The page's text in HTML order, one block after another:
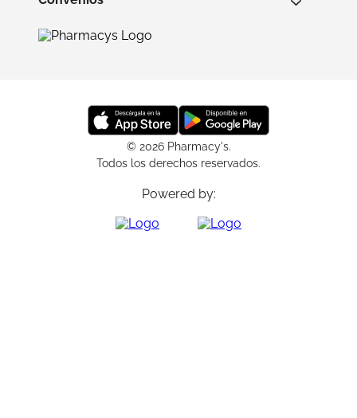
© 2026 Pharmacy's.
Todos los derechos reservados.
Powered by: